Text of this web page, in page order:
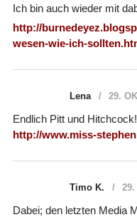
Ich bin auch wieder mit
http://
wesen-wie-ich-
Lena 29.
Endlich Pitt und
http://www.miss-
Timo K. 29.
Dabei; den letzten Media